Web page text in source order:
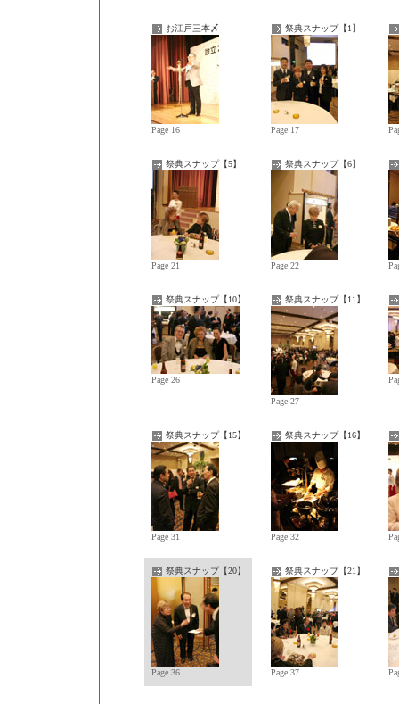
お江戸三本〆
Page 16
祭典スナップ【1】
Page 17
祭典スナップ【5】
Page 21
祭典スナップ【6】
Page 22
祭典スナップ【10】
Page 26
祭典スナップ【11】
Page 27
祭典スナップ【15】
Page 31
祭典スナップ【16】
Page 32
祭典スナップ【20】
Page 36
祭典スナップ【21】
Page 37